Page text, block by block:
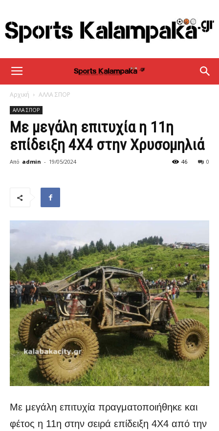
sportskalampaka
Αρχική ΑΛΛΑ ΣΠΟΡ
ΑΛΛΑ ΣΠΟΡ
Με μεγάλη επιτυχία η 11η
επίδειξη 4Χ4 στην Χρυσομηλιά
Από admin - 19/05/2024 0
46
Με μεγάλη επιτυχία πραγματοποιήθηκε και
φέτος η 11η στην σειρά επίδειξη 4Χ4 από την